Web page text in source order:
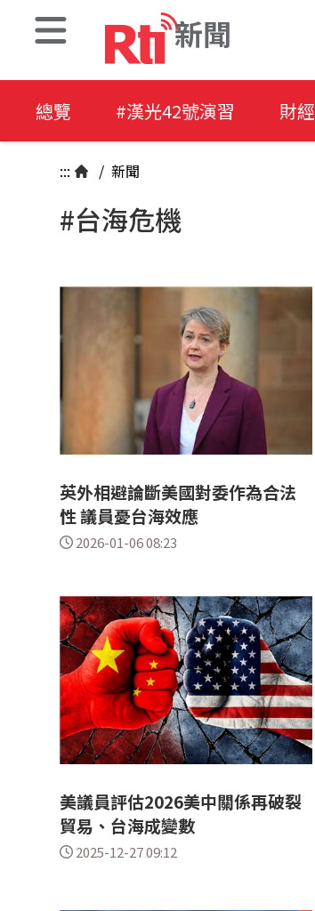
新聞
總覽 #漢光42號演習 財經
::: / 新聞
#台海危機
英外相避論斷美國對委作為合法
性 議員憂台海效應
2026-01-06 08:23
美議員評估2026美中關係再破裂
貿易、台海成變數
2025-12-27 09:12